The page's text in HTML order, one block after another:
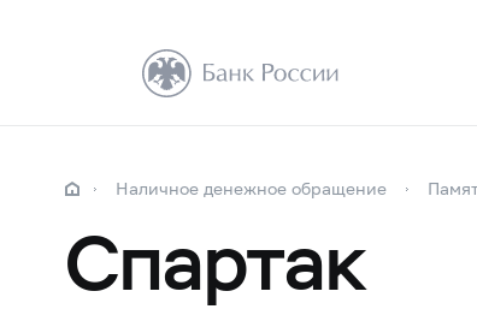
Наличное денежное обращение
Спартак